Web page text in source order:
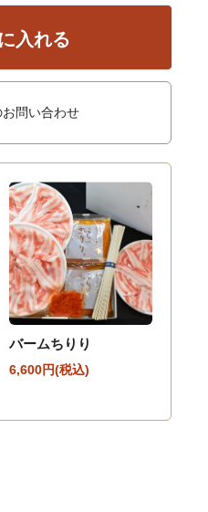
入れる
問い合わせ
バームちりり
6,600円(税込)